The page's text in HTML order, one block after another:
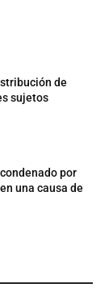
de
sujetos
por
una causa de